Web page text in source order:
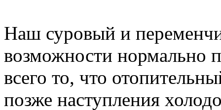
Наш суровый и
возможности нормально
всего то, что
позже наступления